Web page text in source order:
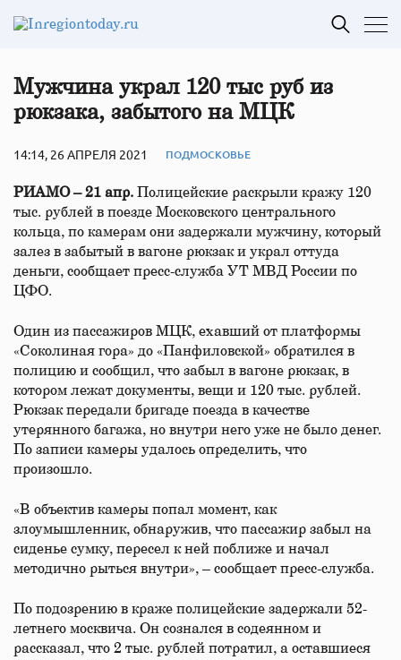
Мужчина украл 120 тыс руб из
рюкзака, забытого на МЦК
14:14, 26 АПРЕЛЯ 2021 ПОДМОСКОВЬЕ
РИАМО – 21 апр.
Полицейские раскрыли кражу 120
тыс. рублей в поезде Московского центрального
кольца, по камерам они задержали мужчину, который
залез в забытый в вагоне рюкзак и украл оттуда
деньги, сообщает пресс-служба УТ МВД России по
ЦФО.
Один из пассажиров МЦК, ехавший от платформы
«Соколиная гора» до «Панфиловской» обратился в
полицию и сообщил, что забыл в вагоне рюкзак, в
котором лежат документы, вещи и 120 тыс. рублей.
Рюкзак передали бригаде поезда в качестве
утерянного багажа, но внутри него уже не было денег.
По записи камеры удалось определить, что
произошло.
«В объектив камеры попал момент, как
злоумышленник, обнаружив, что пассажир забыл на
сиденье сумку, пересел к ней поближе и начал
методично рыться внутри», – сообщает пресс-служба.
По подозрению в краже полицейские задержали 52-
летнего москвича. Он сознался в содеянном и
рассказал, что 2 тыс. рублей потратил, а оставшиеся